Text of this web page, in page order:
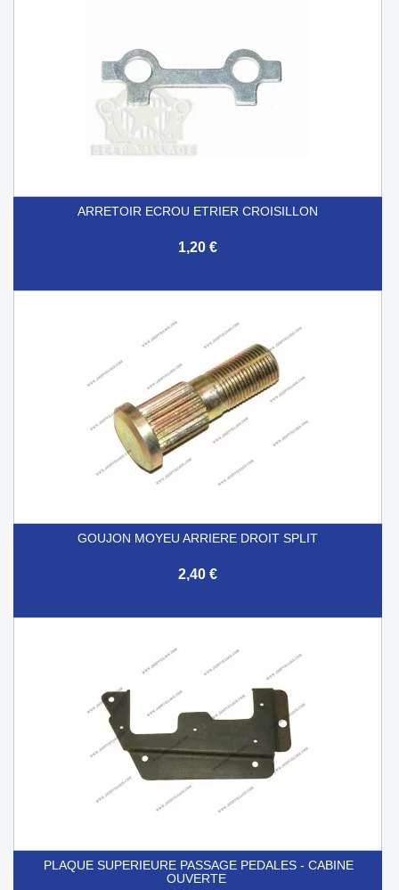
ARRETOIR ECROU ETRIER CROISILLON
1,20 €
GOUJON MOYEU ARRIERE DROIT SPLIT
2,40 €
PLAQUE SUPERIEURE PASSAGE PEDALES - CABINE
OUVERTE